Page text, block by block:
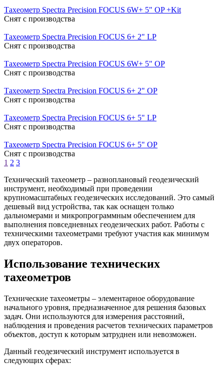
Тахеометр Spectra Precision FOCUS 6W+ 5" OP +Kit
Cнят с производства
Тахеометр Spectra Precision FOCUS 6+ 2" LP
Cнят с производства
Тахеометр Spectra Precision FOCUS 6W+ 5" OP
Cнят с производства
Тахеометр Spectra Precision FOCUS 6+ 2" OP
Cнят с производства
Тахеометр Spectra Precision FOCUS 6+ 5" LP
Cнят с производства
Тахеометр Spectra Precision FOCUS 6+ 5" OP
Cнят с производства
1 2 3
Технический тахеометр – разноплановый геодезический
инструмент, необходимый при проведении
крупномасштабных геодезических исследований. Это самый
дешевый вид устройства, так как оснащен только
дальномерами и микропрограммным обеспечением для
выполнения повседневных геодезических работ. Работы с
техническими тахеометрами требуют участия как минимум
двух операторов.
Использование технических
тахеометров
Технические тахеометры – элементарное оборудование
начального уровня, предназначенное для решения базовых
задач. Они используются для измерения расстояний,
наблюдения и проведения расчетов технических параметров
объектов, доступ к которым затруднен или невозможен.
Данный геодезический инструмент используется в
следующих сферах: